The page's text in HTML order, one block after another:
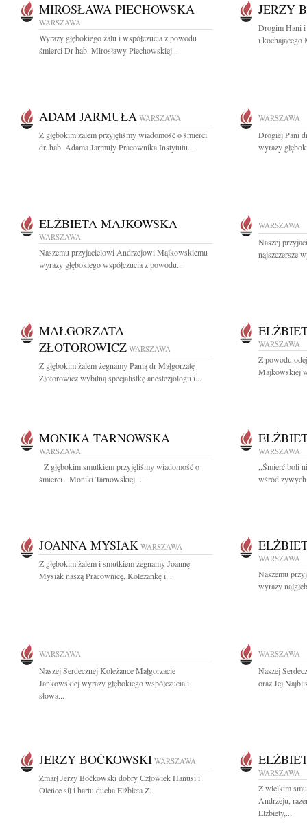
MIROSŁAWA PIECHOWSKA
WARSZAWA
Wyrazy głębokiego żalu i współczucia z powodu
śmierci Dr hab. Mirosławy Piechowskiej...
JERZY
Drogim Hani i
i kochającego
ADAM JARMUŁA WARSZAWA
Z głębokim żalem przyjęliśmy wiadomość o śmierci
dr. hab. Adama Jarmuły Pracownika Instytutu...
WARSZAWA
Drogiej Pani
wyrazy
ELŻBIETA MAJKOWSKA
WARSZAWA
Naszemu przyjacielowi Andrzejowi Majkowskiemu
wyrazy głębokiego współczucia z powodu...
WARSZAWA
Naszej
najszczersze
MAŁGORZATA
ZŁOTOROWICZ WARSZAWA
Z głębokim żalem żegnamy Panią dr Małgorzatę
Złotorowicz wybitną specjalistkę anestezjologii i...
WARSZAWA
Z powodu
Majkowskiej
MONIKA TARNOWSKA
WARSZAWA
Z głębokim smutkiem przyjęliśmy wiadomość o
śmierci Moniki Tarnowskiej ...
WARSZAWA
,,Śmierć boli
wśród żywych
JOANNA MYSIAK WARSZAWA
Z głębokim żalem i smutkiem żegnamy Joannę
Mysiak naszą Pracownicę, Koleżankę i...
WARSZAWA
Naszemu
wyrazy
WARSZAWA
Naszej Serdecznej Koleżance Małgorzacie
Jankowskiej wyrazy głębokiego współczucia i
słowa...
WARSZAWA
Naszej
oraz Jej
JERZY BOĆKOWSKI WARSZAWA
Zmarł Jerzy Boćkowski dobry Człowiek Hanusi i
Oleńce sił i hartu ducha Elżbieta Z.
WARSZAWA
Z wielkim
Andrzeju,
Elżbiety,...